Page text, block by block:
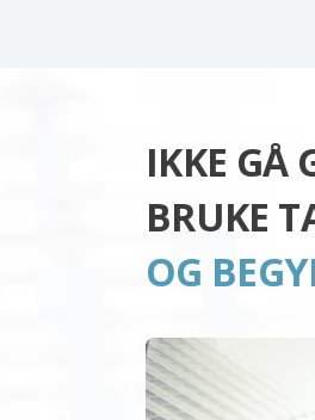
IKKE GÅ
BRUKE
OG